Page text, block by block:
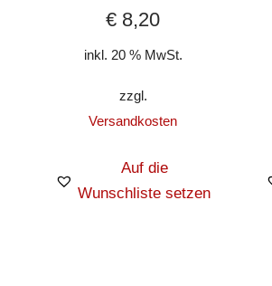
€ 8,20
inkl. 20 % MwSt.
zzgl.
Versandkosten
Auf die
Wunschliste setzen